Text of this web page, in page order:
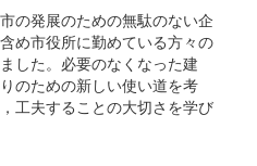
の発展のための無駄のない企
め市役所に勤めている方々の
した。必要のなくなった建
のための新しい使い道を考
工夫することの大切さを学び